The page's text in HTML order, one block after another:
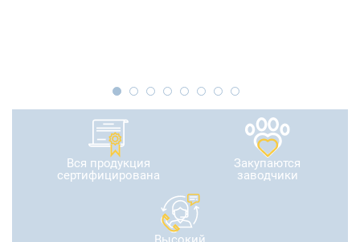
Вся продукция
сертифицирована
Закупаются
заводчики